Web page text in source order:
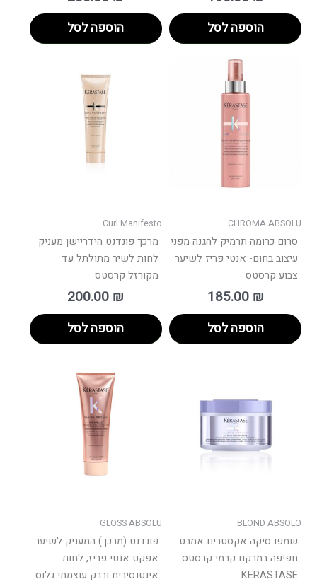
הוספה לסל הוספה לסל
CHROMA ABSOLU
סרום כרומה תרמיק להגנה מפני
עיצוב בחום- אנטי פריז לשיער
צבוע קרסטס
185.00 ₪
הוספה לסל
Curl Manifesto
מרכך פונדנט הידריישן מעניק
לחות לשיר מתולתל עד
מקורזל קרסטס
200.00 ₪
הוספה לסל
BLOND ABSOLO
שמפו סיקה אקסטרים אמבט
חפיפה במרקם קרמי קרסטס
KERASTASE
GLOSS ABSOLU
פונדנט (מרכך) המעניק לשיער
אפקט אנטי פריז, לחות
אינטנסיבית וברק עוצמתי גלוס